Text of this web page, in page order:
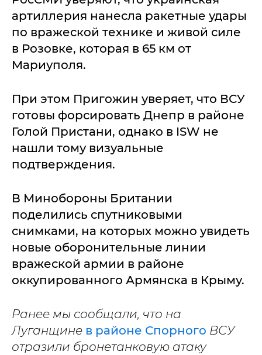
артиллерия нанесла ракетные удары
по вражеской технике и живой силе
в Розовке, которая в 65 км от
Мариуполя.
При этом Пригожин уверяет, что ВСУ
готовы форсировать Днепр в районе
Голой Пристани, однако в ISW не
нашли тому визуальные
подтверждения.
В Минобороны Британии
поделились спутниковыми
снимками, на которых можно увидеть
новые оборонительные линии
вражеской армии в районе
оккупированного Армянска в Крыму.
Ранее мы сообщали, что на
Луганщине в районе Спорного ВСУ
отразили бронетанковую атаку